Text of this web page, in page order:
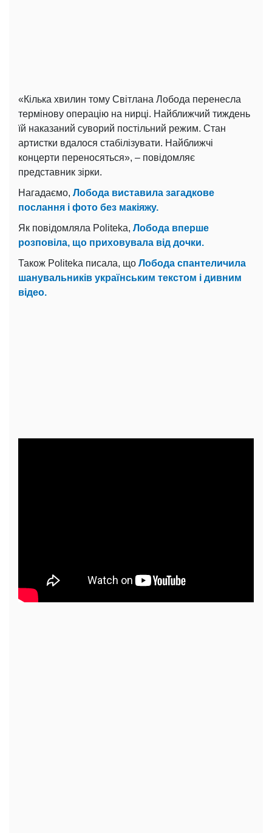
«Кілька хвилин тому Світлана Лобода перенесла
термінову операцію на нирці. Найближчий тиждень
їй наказаний суворий постільний режим. Стан
артистки вдалося стабілізувати. Найближчі
концерти переносяться», – повідомляє
представник зірки.
Нагадаємо, Лобода виставила загадкове
послання і фото без макіяжу.
Як повідомляла Politeka, Лобода вперше
розповіла, що приховувала від дочки.
Також Politeka писала, що Лобода спантеличила
шанувальників українським текстом і дивним
відео.